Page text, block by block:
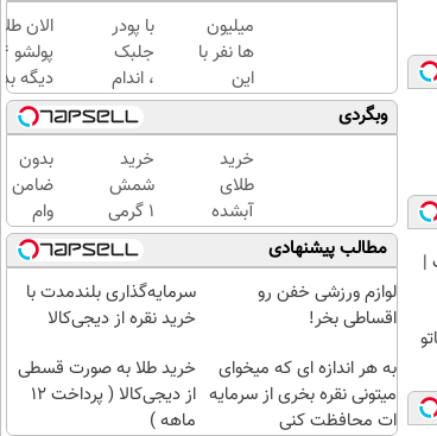
|
میلیون
ها نفر با
این
روش
گیاهی
به
تناسب
اندام
رسیدن60%off
با پودر
جلبک
، اندام
خوش
فرم
آرزو
نیست!
(3تا7
کیلو
کاهش
وزن در
یک
الان
دیگه
طلا با
بی‌بهره
وبگردی
خرید
طلای
آبشده
حتی با
۱۰۰هزارتومان
خرید
شمش
1 گرمی
از
طلاسی
بدون
ضامن
وام
بگیر،
طلا
بخر
😍
مطالب پیشنهادی
لوازم ورزشی خفن رو
اقساطی بخر!
سرمایه‌گذاری بلندمدت با
خرید نقره از دیجی‌کالا
به هر اندازه ای که میخوای
میتونی نقره بخری از سرمایه
ات محافظت کنی
خرید طلا به صورت قسطی
از دیجی‌کالا ( پرداخت 12
ماهه )